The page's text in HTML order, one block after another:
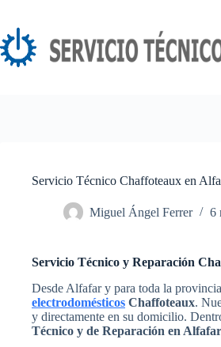
contenido
Servicio Técnico Chaffoteaux en
Miguel Ángel Ferrer 6
Servicio Técnico y Reparación
Desde Alfafar y para toda la
electrodomésticos Chaffoteaux.
y directamente en su domicilio.
Técnico y de Reparación en